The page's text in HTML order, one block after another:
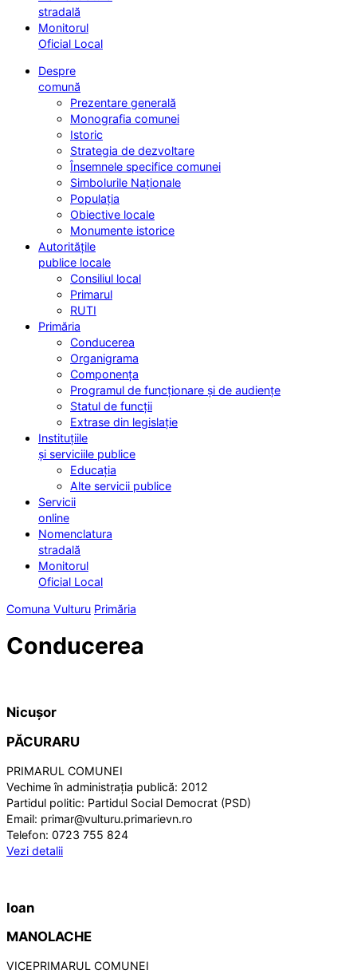
stradală
Monitorul
Oficial Local
Despre
comună
Prezentare generală
Monografia comunei
Istoric
Strategia de dezvoltare
Însemnele specifice comunei
Simbolurile Naționale
Populația
Obiective locale
Monumente istorice
Autoritățile
publice locale
Consiliul local
Primarul
RUTI
Primăria
Conducerea
Organigrama
Componența
Programul de funcționare și de audiențe
Statul de funcții
Extrase din legislație
Instituțiile
și serviciile publice
Educația
Alte servicii publice
Servicii
online
Nomenclatura
stradală
Monitorul
Oficial Local
Comuna Vulturu Primăria
Conducerea
Nicușor
PĂCURARU
PRIMARUL COMUNEI
Vechime în administrația publică: 2012
Partidul politic: Partidul Social Democrat (PSD)
Email: primar@vulturu.primarievn.ro
Telefon: 0723 755 824
Vezi detalii
Ioan
MANOLACHE
VICEPRIMARUL COMUNEI